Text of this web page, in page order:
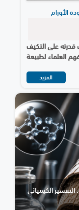
الأورام
قدرته على التكيف
العلماء لطبيعة
المزيد
الكيميائي